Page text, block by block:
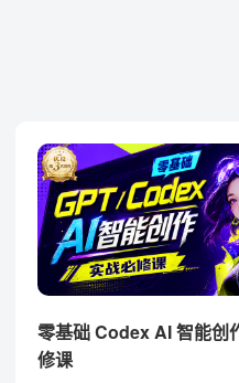
零基础 Codex AI 智能创作实战必
修课